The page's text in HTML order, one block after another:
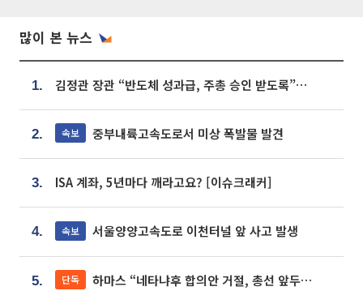
많이 본 뉴스
1. 김정관 장관 “반도체 성과급, 주총 승인 받도록”…상법·자본시장법 개정 시사
2. 속보 중부내륙고속도로서 미상 폭발물 발견
3. ISA 계좌, 5년마다 깨라고요? [이슈크래커]
4. 속보 서울양양고속도로 이천터널 앞 사고 발생
5. 단독 하마스 “네타냐후 합의안 거절, 총선 앞두고 시간 끌기”